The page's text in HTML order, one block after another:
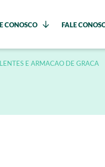
CONOSCO FALE
E ARMACAO DE GRACA